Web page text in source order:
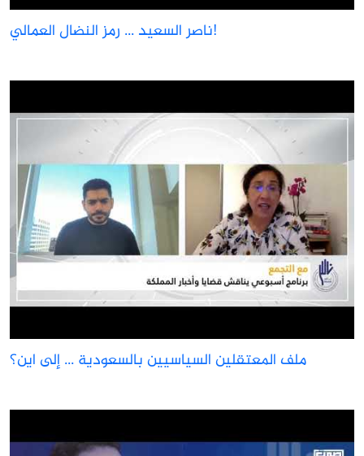
ناصر السعيد ... رمز النضال العمالي!
ملف المعتقلين السياسيين بالسعودية ... إلى اين؟